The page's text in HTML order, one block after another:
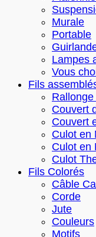
Murale
Portable
Lampes
Vous
Fils
Couvert
Couvert
Culot en
Culot en
Culot
Fils Colorés
Câble
Corde
Jute
Couleurs
Motifs